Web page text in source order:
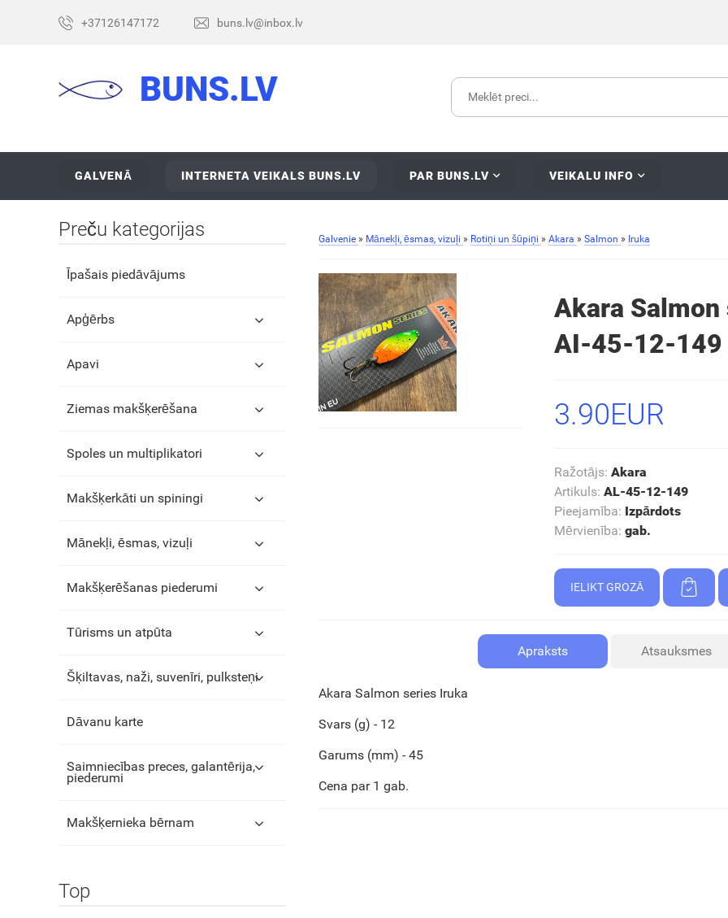
+37126147172 buns.lv@inbox.lv
BUNS.LV
GALVENĀ INTERNETA VEIKALS BUNS.LV PAR BUNS.LV VEIKALU INFO
Galvenie » Mānekļi, ēsmas, vizuļi » Rotiņi un šūpiņi » Akara » Salmon » Iruka
Akara
AI-45-12-149
3.90EUR
Ražotājs: Akara
Artikuls: AL-45-12-149
Pieejamība: Izpārdots
Mērvienība: gab.
Apraksts Atsauksmes
Akara Salmon series Iruka
Svars (g) - 12
Garums (mm) - 45
Cena par 1 gab.
Preču kategorijas
Īpašais piedāvājums
Apģērbs
Apavi
Ziemas makšķerēšana
Spoles un multiplikatori
Makšķerkāti un spiningi
Mānekļi, ēsmas, vizuļi
Makšķerēšanas piederumi
Tūrisms un atpūta
Šķiltavas, naži, suvenīri, pulksteņi
Dāvanu karte
Saimniecības preces, galantērija,
piederumi
Makšķernieka bērnam
Top